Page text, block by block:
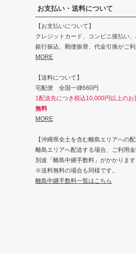
お支払い・送料について
【お支払いについて】
クレジットカード、コンビニ後払い、
銀行振込、郵便振替、代金引換がご利
MORE
【送料について】
宅配便 全国一律660円
1配送先につき税込10,000円以上のお
無料
MORE
【沖縄県全土を含む離島エリアへの配
離島エリアへ配送する場合、ご利用金
別途「離島中継手数料」がかかります
※送料無料の場合も同様です。
離島中継手数料一覧はこちら